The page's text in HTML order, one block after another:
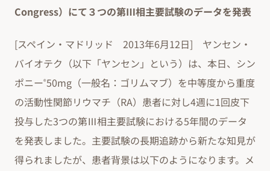
Congress）にて３つの第Ⅲ相主要試験のデータを発表
[スペイン・マドリッド 2013年6月12日] ヤンセン・
バイオテク（以下「ヤンセン」という）は、本日、シン
ポニー®50mg（一般名：ゴリムマブ）を中等度から重度
の活動性関節リウマチ（RA）患者に対し4週に1回皮下
投与した3つの第Ⅲ相主要試験における5年間のデータ
を発表しました。主要試験の長期追跡から新たな知見が
得られましたが、患者背景は以下のようになります。メ